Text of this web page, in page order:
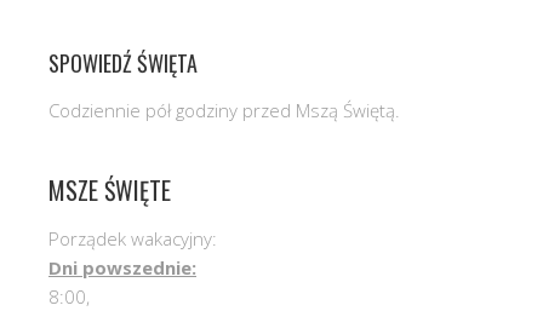
SPOWIEDŹ ŚWIĘTA
Codziennie pół godziny przed Mszą Świętą.
MSZE ŚWIĘTE
Porządek wakacyjny:
Dni powszednie:
8:00,